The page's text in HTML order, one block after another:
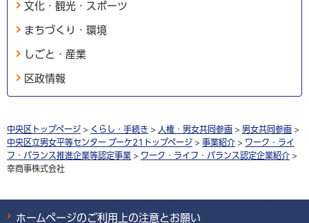
文化・観光・スポーツ
まちづくり・環境
しごと・産業
区政情報
中央区トップページ > くらし・手続き > 人権・男女共同参画 > 男女共同参画 >
中央区立男女平等センター ブーケ21トップページ > 事業紹介 > ワーク・ライ
フ・バランス推進企業等認定事業 > ワーク・ライフ・バランス認定企業紹介 >
幸商事株式会社
ホームページのご利用上の注意とお願い